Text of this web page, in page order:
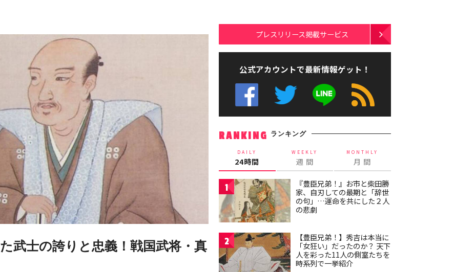
武士の誇りと忠義！戦国武将・真
プレスリリース掲載サービス
公式アカウントで最新情報ゲット！
RANKING ランキング
DAILY
24時間
WEEKLY
週 間
MONTHLY
月 間
1
『豊臣兄弟！』お市と柴田勝
家、自刃しての最期と「辞世
の句」…運命を共にした２人
の悲劇
2
【豊臣兄弟！】秀吉は本当に
「女狂い」だったのか？ 天下
人を彩った11人の側室たちを
時系列で一挙紹介